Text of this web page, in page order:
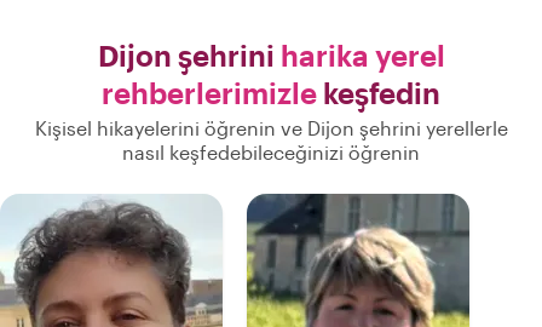
Dijon şehrini harika yerel
rehberlerimizle keşfedin
Kişisel hikayelerini öğrenin ve Dijon şehrini yerellerle
nasıl keşfedebileceğinizi öğrenin